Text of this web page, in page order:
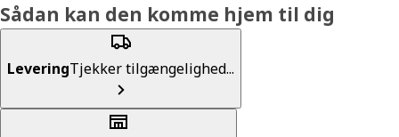
Sådan kan den komme hjem til dig
LeveringTjekker tilgængelighed...